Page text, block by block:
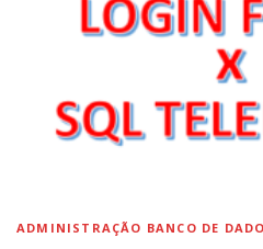
INÍCIO ARQUIVO
SOBRE CONTATO
ADMINISTRAÇÃO BANCO DE